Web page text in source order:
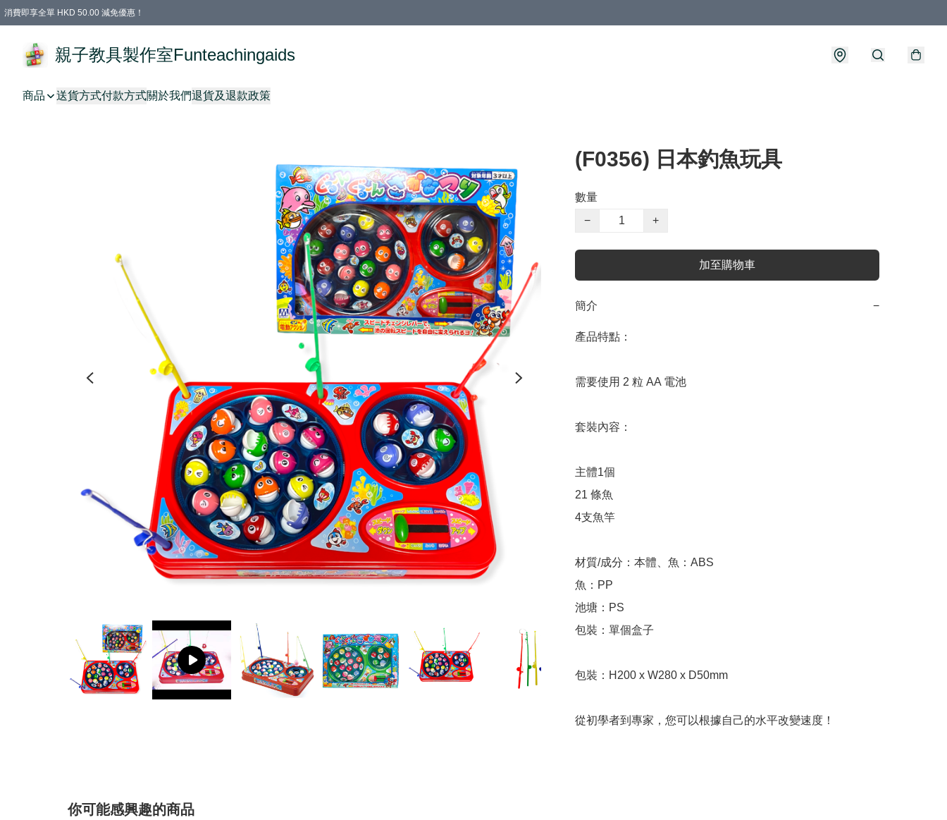
消費即享全單 HKD 50.00 減免優惠！
親子教具製作室Funteachingaids
商品 送貨方式付款方式關於我們退貨及退款政策
(F0356) 日本釣魚玩具
數量
−
+
加至購物車
簡介 −
產品特點：
需要使用 2 粒 AA 電池
套裝內容：
主體1個
21 條魚
4支魚竿
材質/成分：本體、魚：ABS
魚：PP
池塘：PS
包裝：單個盒子
包裝：H200 x W280 x D50mm
從初學者到專家，您可以根據自己的水平改變速度！
你可能感興趣的商品